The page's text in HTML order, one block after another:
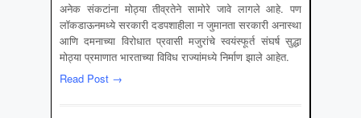
अनेक संकटांना मोठ्या तीव्रतेने सामोरे जावे लागले आहे. पण
लॉकडाऊनमध्ये सरकारी दडपशाहीला न जुमानता सरकारी अनास्था
आणि दमनाच्या विरोधात प्रवासी मजुरांचे स्वयंस्फूर्त संघर्ष सुद्धा
मोठ्या प्रमाणात भारताच्या विविध राज्यांमध्ये निर्माण झाले आहेत.
Read Post →